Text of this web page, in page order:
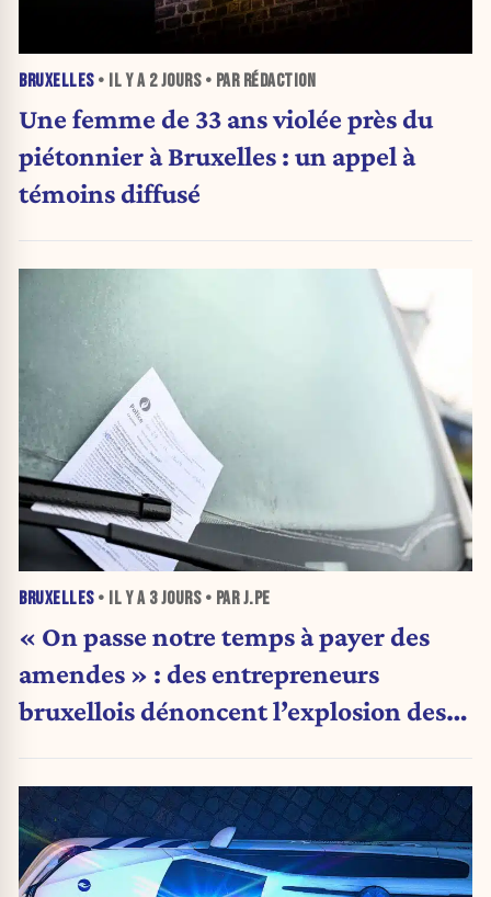
BRUXELLES• IL Y A 2 JOURS• PAR RÉDACTION
Une femme de 33 ans violée près du
piétonnier à Bruxelles : un appel à
témoins diffusé
BRUXELLES• IL Y A 3 JOURS• PAR J.PE
« On passe notre temps à payer des
amendes » : des entrepreneurs
bruxellois dénoncent l’explosion des